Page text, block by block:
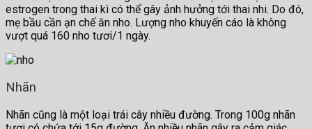
estrogen trong thai kì có thể gây ảnh hưởng tới thai nhi. Do đó,
mẹ bầu cần ạn chế ăn nho. Lượng nho khuyến cáo là không
vượt quá 160 nho tươi/1 ngày.
Nhãn
Nhãn cũng là một loại trái cây nhiều đường. Trong 100g nhãn